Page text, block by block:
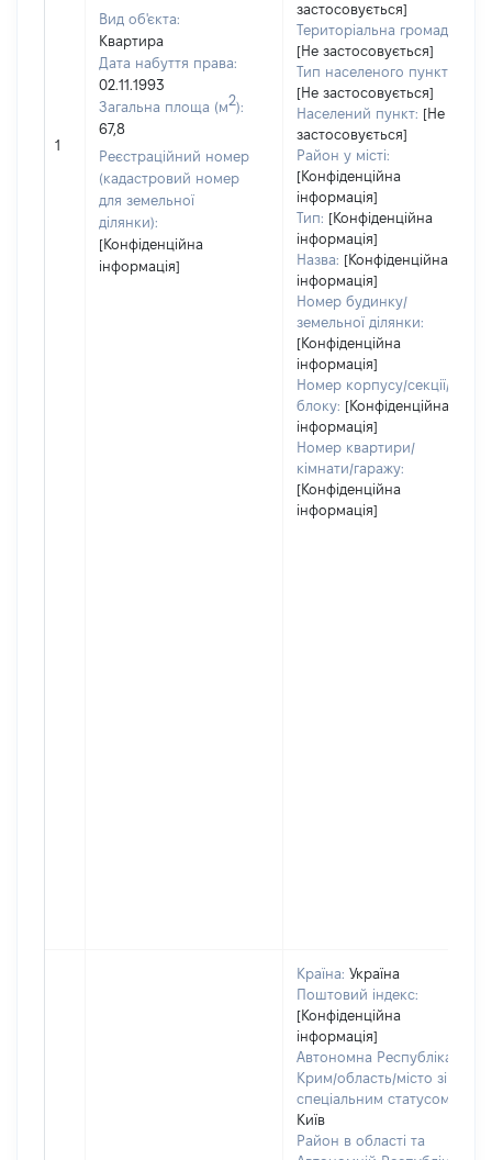
1
Вид об'єкта:
Квартира
Дата набуття права:
02.11.1993
Загальна площа (м2):
67,8
Реєстраційний номер
(кадастровий номер
для земельної
ділянки):
[Конфіденційна
інформація]
застосовується]
Територіальна громада:
[Не застосовується]
Тип населеного пункту:
[Не застосовується]
Населений пункт: [Не
застосовується]
Район у місті:
[Конфіденційна
інформація]
Тип: [Конфіденційна
інформація]
Назва: [Конфіденційна
інформація]
Номер будинку/
земельної ділянки:
[Конфіденційна
інформація]
Номер корпусу/секції/
блоку: [Конфіденційна
інформація]
Номер квартири/
кімнати/гаражу:
[Конфіденційна
інформація]
Країна: Україна
Поштовий індекс:
[Конфіденційна
інформація]
Автономна Республіка
Крим/область/місто зі
спеціальним статусом:
Київ
Район в області та